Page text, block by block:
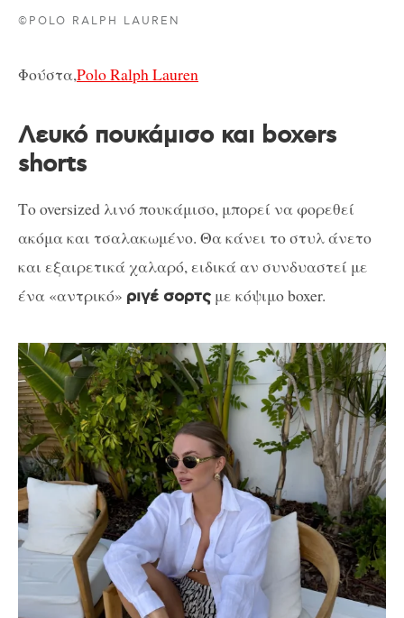
©POLO RALPH LAUREN
Φούστα,Polo Ralph Lauren
Λευκό πουκάμισο και boxers
shorts
Το oversized λινό πουκάμισο, μπορεί να φορεθεί
ακόμα και τσαλακωμένο. Θα κάνει το στυλ άνετο
και εξαιρετικά χαλαρό, ειδικά αν συνδυαστεί με
ένα «αντρικό» ριγέ σορτς με κόψιμο boxer.